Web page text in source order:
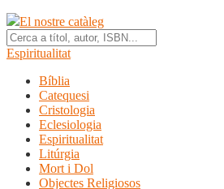
El nostre catàleg
Espiritualitat
Bíblia
Catequesi
Cristologia
Eclesiologia
Espiritualitat
Litúrgia
Mort i Dol
Objectes Religiosos